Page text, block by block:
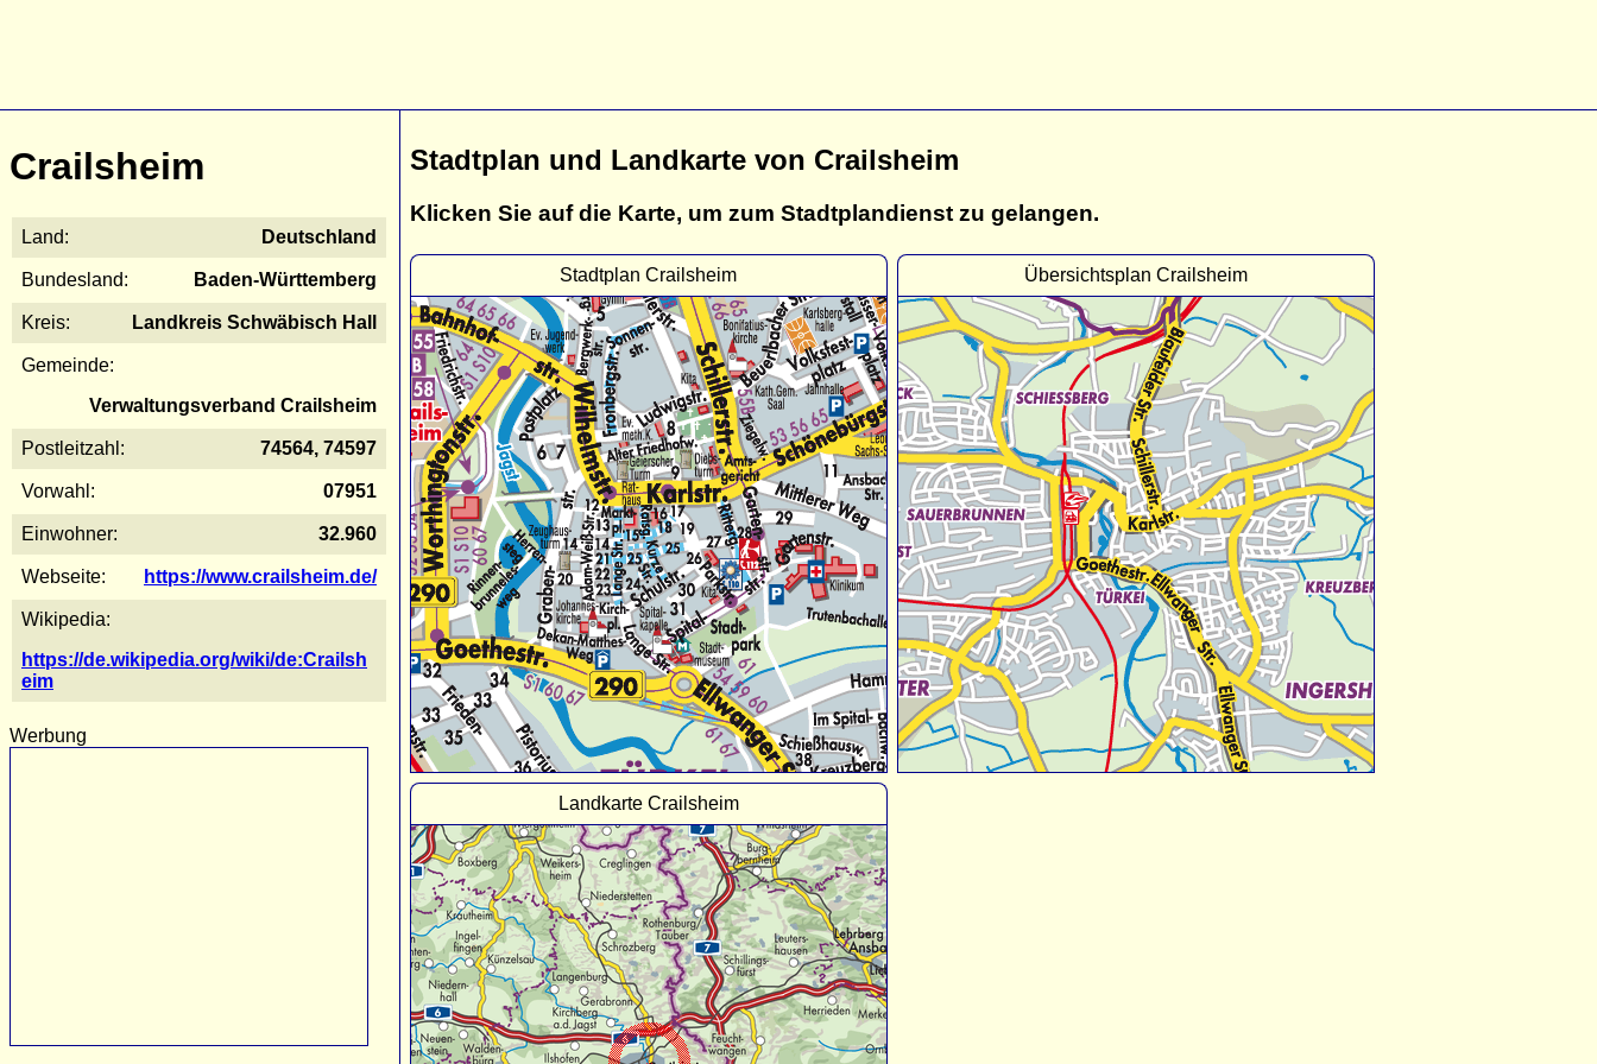
Crailsheim
Land: Deutschland
Bundesland: Baden-Württemberg
Kreis: Landkreis Schwäbisch Hall
Gemeinde:
Verwaltungsverband Crailsheim
Postleitzahl: 74564, 74597
Vorwahl: 07951
Einwohner: 32.960
Webseite: https://www.crailsheim.de/
Wikipedia:
https://de.wikipedia.org/wiki/de:Crailsh
eim
Werbung
Stadtplan und Landkarte von Crailsheim
Klicken Sie auf die Karte, um zum Stadtplandienst zu gelangen.
Stadtplan Crailsheim Übersichtsplan Crailsheim
Landkarte Crailsheim